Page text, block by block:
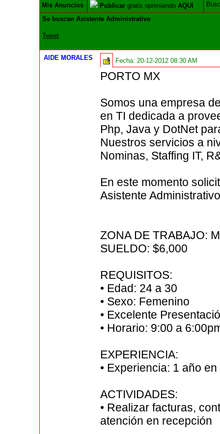
Mis Anuncios Publicar gratis oprimiendoAQUI
Se buscan Asistente Administrativo
Tweet
AIDE MORALES Fecha:20-12-2012 08:30 AM
PORTO MX
Somos una empresa
en TI dedicada a
Php, Java y DotNet
Nuestros servicios a
Nominas, Staffing IT,
En este momento
Asistente
ZONA DE TRABAJO:
SUELDO: $6,000
REQUISITOS:
• Edad: 24 a 30
• Sexo: Femenino
• Excelente
• Horario: 9:00 a
EXPERIENCIA:
• Experiencia: 1 año
ACTIVIDADES:
• Realizar facturas,
atención en recepción